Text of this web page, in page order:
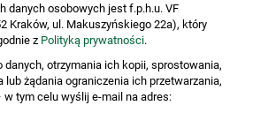
danych osobowych jest f.p.h.u. VF
Kraków, ul. Makuszyńskiego 22a), który
z Polityką prywatności.
danych, otrzymania ich kopii, sprostowania,
lub żądania ograniczenia ich przetwarzania,
tym celu wyślij e-mail na adres: